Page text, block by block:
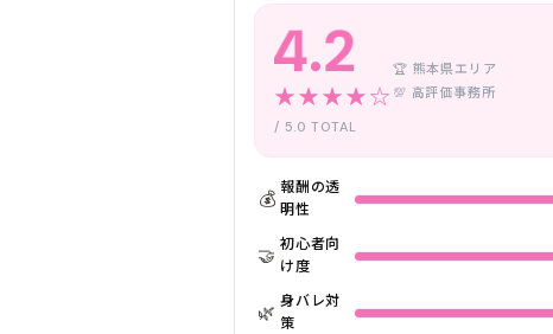
4.2
★★★★☆
/ 5.0 TOTAL
🏆 熊本県エリア
💯 高評価事務所
💰 報酬の透
明性
🤝 初心者向
け度
🌿 身バレ対
策